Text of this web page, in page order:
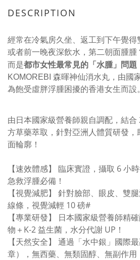
DESCRIPTION
經常在冷氣房久坐、返工到下午覺得
或者前一晚夜深飲水，第二朝面腫腫
而是都市女性最常見的「水腫」問題
KOMOREBI 森暉神仙消水丸，由國
為飽受虛胖浮腫困擾的香港女生而設
由日本國家級營養師親自調配，結
方草藥萃取，針對亞洲人體質研發
面輪廓！
【速效體感】 臨床實證，攝取 6 小
急救浮腫必備！
【視覺減肥】 針對臉部、眼皮、雙
線條，視覺減輕 10 磅#
【專業研發】 日本國家級營養師精
物＋K-2 益生菌，水分代謝 UP！
【天然安全】 通過「水中銀」國際
章），無西藥、無類固醇、無副作用